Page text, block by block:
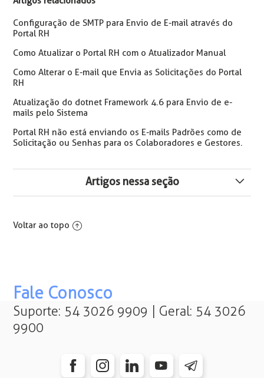
Configuração de SMTP para Envio de E-mail através do
Portal RH
Como Atualizar o Portal RH com o Atualizador Manual
Como Alterar o E-mail que Envia as Solicitações do Portal
RH
Atualização do dotnet Framework 4.6 para Envio de e-
mails pelo Sistema
Portal RH não está enviando os E-mails Padrões como de
Solicitação ou Senhas para os Colaboradores e Gestores.
Artigos nessa seção
Ponto no Portal RH
Consulta de Marcações Previstas no Acerto do Ponto do
Portal RH
Voltar ao topo
Fale Conosco
Suporte: 54 3026 9909 | Geral: 54 3026
9900